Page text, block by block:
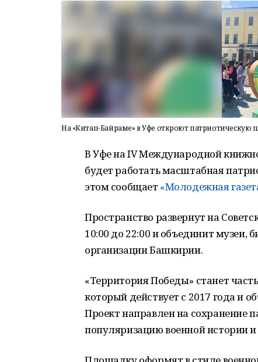
На «Китап-Байраме» в Уфе откроют патриотическую
В Уфе на IV Международной
будет работать масштабная
этом сообщает «Молодежная
Пространство развернут на
10:00 до 22:00 и объединит музеи,
организации Башкирии.
«Территория Победы» станет
который действует с 2017 года и
Проект направлен на сохранение
популяризацию военной истории